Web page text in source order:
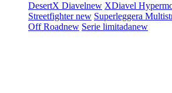
DesertX Diavelnew XDiavel
Streetfighternew Superleggera
Off Roadnew Serie limitadanew